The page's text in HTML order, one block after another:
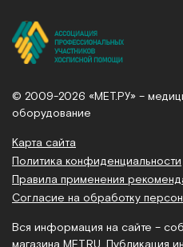
© 2009-2026 «МЕТ.РУ» –
оборудование
Карта сайта
Политика конфиденциальности
Правила применения
Согласие на обработку
Вся информация на сайте –
магазина MET.RU. Публикация